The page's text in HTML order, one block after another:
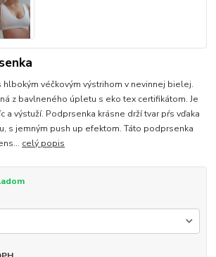
hlbokým véčkovým výstrihom v nevinnej bielej.
z bavlneného úpletu s eko tex certifikátom. Je
a výstuží. Podprsenka krásne drží tvar pŕs vďaka
s jemným push up efektom. Táto podprsenka
celý popis